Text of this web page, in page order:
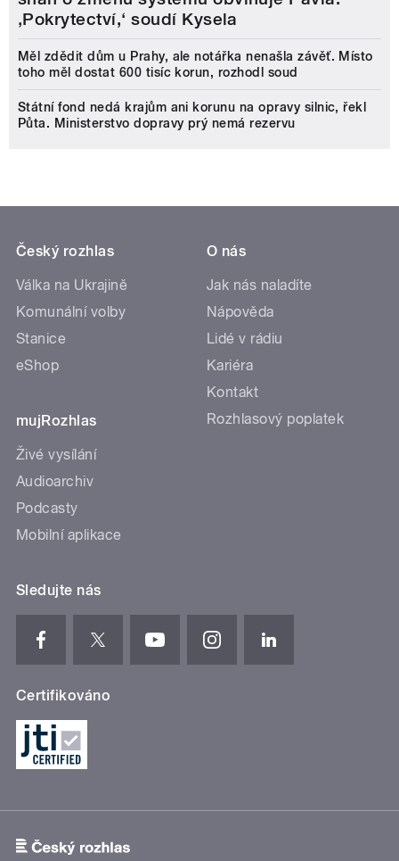
‚Pokrytectví,‘ soudí Kysela
Měl zdědit dům u Prahy, ale notářka nenašla závěť. Místo
toho měl dostat 600 tisíc korun, rozhodl soud
Státní fond nedá krajům ani korunu na opravy silnic, řekl
Půta. Ministerstvo dopravy prý nemá rezervu
Český rozhlas
Válka na Ukrajině
Komunální volby
Stanice
eShop
mujRozhlas
Živé vysílání
Audioarchiv
Podcasty
Mobilní aplikace
O nás
Jak nás naladíte
Nápověda
Lidé v rádiu
Kariéra
Kontakt
Rozhlasový poplatek
Sledujte nás
Certifikováno